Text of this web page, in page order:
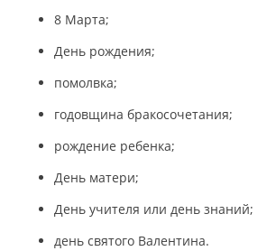
8 Марта;
День рождения;
помолвка;
годовщина бракосочетания;
рождение ребенка;
День матери;
День учителя или день знаний;
день святого Валентина.